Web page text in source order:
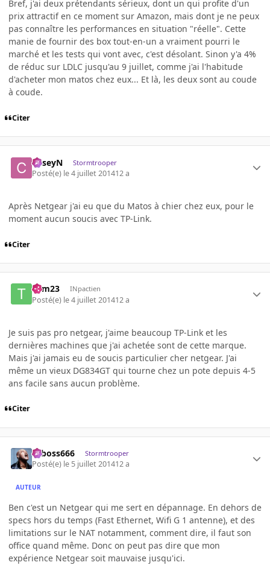
Bref, j'ai deux prétendants sérieux, dont un qui profite d'un
prix attractif en ce moment sur Amazon, mais dont je ne peux
pas connaître les performances en situation "réelle". Cette
manie de fournir des box tout-en-un a vraiment pourri le
marché et les tests qui vont avec, c'est désolant. Sinon y'a 4%
de réduc sur LDLC jusqu'au 9 juillet, comme j'ai l'habitude
d'acheter mon matos chez eux... Et là, les deux sont au coude
à coude.
Citer
CaseyN Stormtrooper
Posté(e) le 4 juillet 201412 a
Après Netgear j'ai eu que du Matos à chier chez eux, pour le
moment aucun soucis avec TP-Link.
Citer
Tom23 INpactien
Posté(e) le 4 juillet 201412 a
Je suis pas pro netgear, j'aime beaucoup TP-Link et les
dernières machines que j'ai achetée sont de cette marque.
Mais j'ai jamais eu de soucis particulier cher netgear. J'ai
même un vieux DG834GT qui tourne chez un pote depuis 4-5
ans facile sans aucun problème.
Citer
seboss666 Stormtrooper
Posté(e) le 5 juillet 201412 a
AUTEUR
Ben c'est un Netgear qui me sert en dépannage. En dehors de
specs hors du temps (Fast Ethernet, Wifi G 1 antenne), et des
limitations sur le NAT notamment, comment dire, il faut son
office quand même. Donc on peut pas dire que mon
expérience Netgear soit mauvaise jusqu'ici.